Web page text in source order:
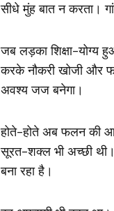
सीधे मुंह बात न करता।
जब लड़का शिक्षा-योग्य
करके नौकरी खोजी और
अवश्य जज बनेगा।
होते-होते अब फलन की
सूरत-शक्ल भी अच्छी थी।
बना रहा है।